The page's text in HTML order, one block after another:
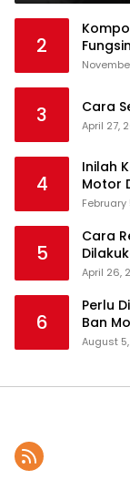
2
3 Cara
April 27,
4
Inilah
Motor
February
5
Cara
April 26,
6
Perlu
Ban
August